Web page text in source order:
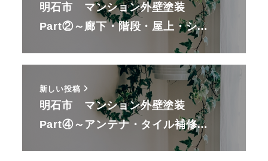
明石市 マンション外壁塗装
Part②～廊下・階段・屋上・シ…
新しい投稿
明石市 マンション外壁塗装
Part④～アンテナ・タイル補修…